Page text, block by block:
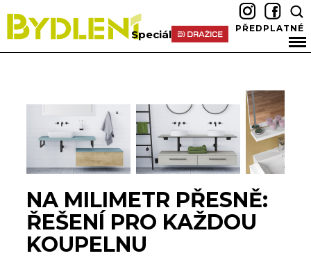
Speciál PŘEDPLATNÉ
NA MILIMETR PŘESNĚ:
ŘEŠENÍ PRO KAŽDOU
KOUPELNU